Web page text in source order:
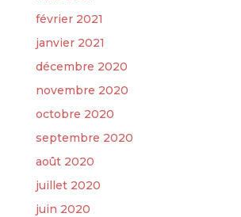
février 2021
janvier 2021
décembre 2020
novembre 2020
octobre 2020
septembre 2020
août 2020
juillet 2020
juin 2020